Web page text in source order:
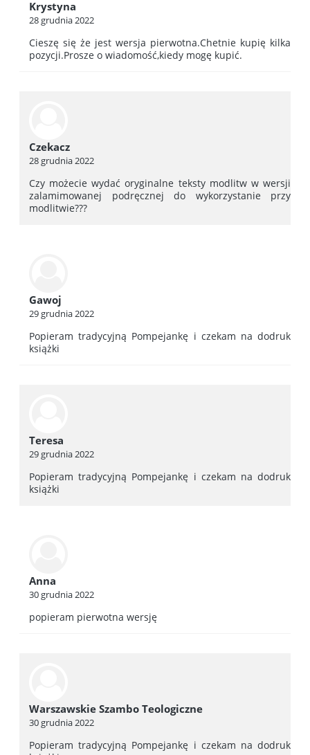
Krystyna
28 grudnia 2022
Cieszę się że jest wersja pierwotna.Chetnie kupię kilka
pozycji.Prosze o wiadomość,kiedy mogę kupić.
Czekacz
28 grudnia 2022
Czy możecie wydać oryginalne teksty modlitw w wersji
zalamimowanej podręcznej do wykorzystanie przy
modlitwie???
Gawoj
29 grudnia 2022
Popieram tradycyjną Pompejankę i czekam na dodruk
książki
Teresa
29 grudnia 2022
Popieram tradycyjną Pompejankę i czekam na dodruk
książki
Anna
30 grudnia 2022
popieram pierwotna wersję
Warszawskie Szambo Teologiczne
30 grudnia 2022
Popieram tradycyjną Pompejankę i czekam na dodruk